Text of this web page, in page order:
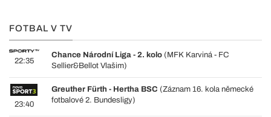
FOTBAL V TV
22:35
Chance Národní Liga - 2. kolo (MFK Karviná - FC
Sellier&Bellot Vlašim)
23:40
Greuther Fürth - Hertha BSC (Záznam 16. kola německé
fotbalové 2. Bundesligy)